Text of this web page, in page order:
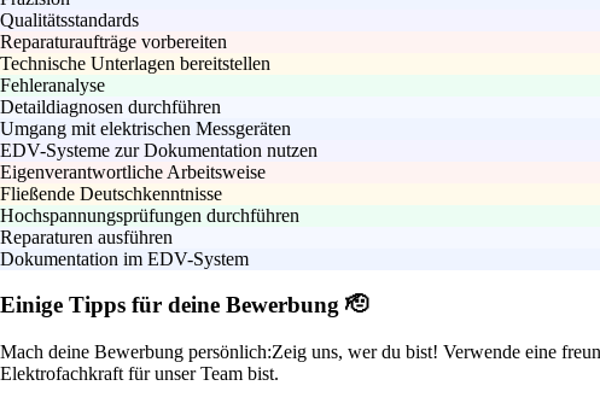
Qualitätsstandards
Reparaturaufträge vorbereiten
Technische Unterlagen bereitstellen
Fehleranalyse
Detaildiagnosen durchführen
Umgang mit elektrischen Messgeräten
EDV-Systeme zur Dokumentation nutzen
Eigenverantwortliche Arbeitsweise
Fließende Deutschkenntnisse
Hochspannungsprüfungen durchführen
Reparaturen ausführen
Dokumentation im EDV-System
Einige Tipps für deine Bewerbung 🫡
Mach deine Bewerbung persönlich:Zeig uns, wer du bist! Verwende eine
Elektrofachkraft für unser Team bist.